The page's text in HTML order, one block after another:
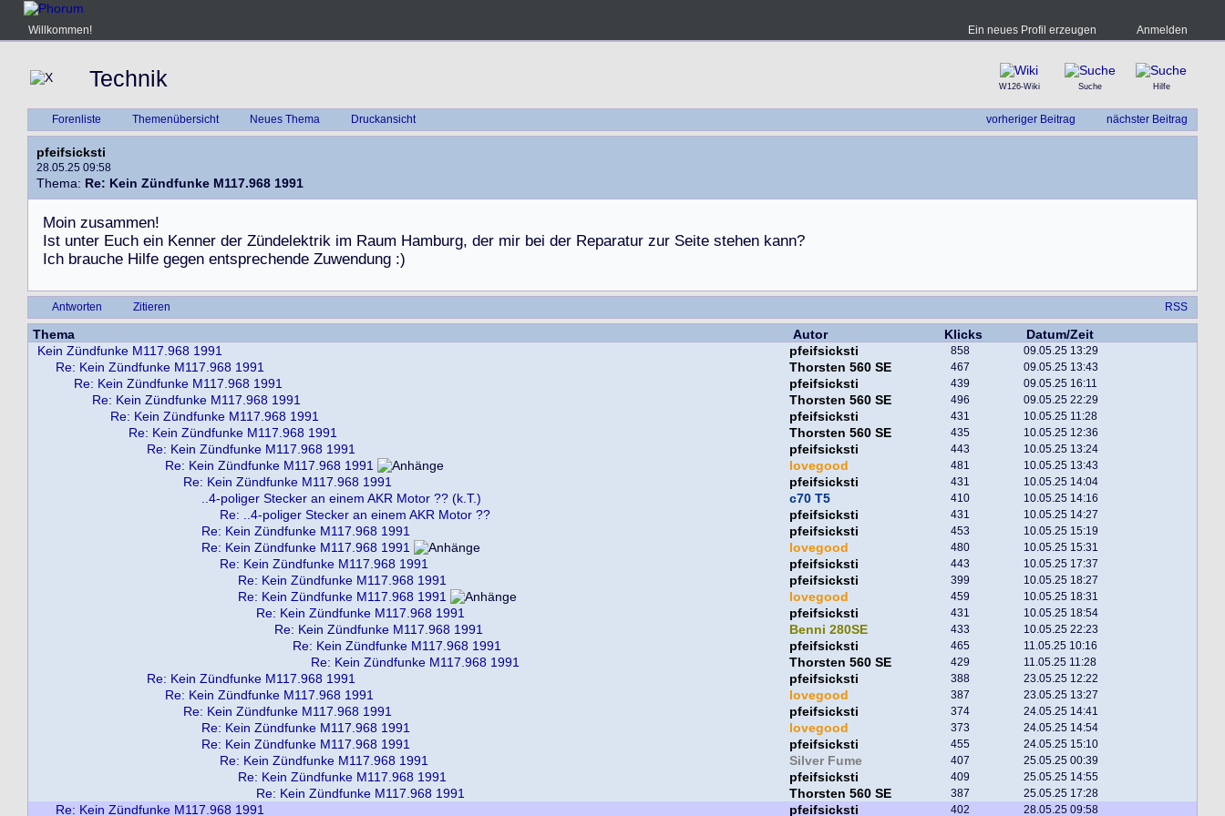
Willkommen! Ein neues Profil erzeugen Anmelden
Technik W126-Wiki Suche Hilfe
vorheriger Beitrag nächster Beitrag
Forenliste Themenübersicht Neues Thema Druckansicht
pfeifsicksti
28.05.25 09:58
Thema: Re: Kein Zündfunke M117.968 1991
Moin zusammen!
Ist unter Euch ein Kenner der Zündelektrik im Raum Hamburg, der mir bei der Reparatur zur Seite stehen kann?
Ich brauche Hilfe gegen entsprechende Zuwendung :)
Antworten Zitieren RSS
Thema Autor Klicks
Datum/Zeit
Kein Zündfunke M117.968 1991
pfeifsicksti 858 09.05.25 13:29
Re: Kein Zündfunke M117.968 1991 Thorsten 560 SE 467 09.05.25 13:43
Re: Kein Zündfunke M117.968 1991 pfeifsicksti 439 09.05.25 16:11
Re: Kein Zündfunke M117.968 1991 Thorsten 560 SE 496 09.05.25 22:29
Re: Kein Zündfunke M117.968 1991 pfeifsicksti 431 10.05.25 11:28
Re: Kein Zündfunke M117.968 1991 Thorsten 560 SE 435 10.05.25 12:36
Re: Kein Zündfunke M117.968 1991 pfeifsicksti 443 10.05.25 13:24
Re: Kein Zündfunke M117.968 1991 lovegood 481 10.05.25 13:43
Re: Kein Zündfunke M117.968 1991 pfeifsicksti 431 10.05.25 14:04
..4-poliger Stecker an einem AKR Motor ?? (k.T.) c70 T5 410 10.05.25 14:16
Re: ..4-poliger Stecker an einem AKR Motor ?? pfeifsicksti 431 10.05.25 14:27
Re: Kein Zündfunke M117.968 1991 pfeifsicksti 453 10.05.25 15:19
Re: Kein Zündfunke M117.968 1991 lovegood 480 10.05.25 15:31
Re: Kein Zündfunke M117.968 1991 pfeifsicksti 443 10.05.25 17:37
Re: Kein Zündfunke M117.968 1991 pfeifsicksti 399 10.05.25 18:27
Re: Kein Zündfunke M117.968 1991 lovegood 459 10.05.25 18:31
Re: Kein Zündfunke M117.968 1991 pfeifsicksti 431 10.05.25 18:54
Re: Kein Zündfunke M117.968 1991 Benni 280SE 433 10.05.25 22:23
Re: Kein Zündfunke M117.968 1991 pfeifsicksti 465 11.05.25 10:16
Re: Kein Zündfunke M117.968 1991 Thorsten 560 SE 429 11.05.25 11:28
Re: Kein Zündfunke M117.968 1991 pfeifsicksti 388 23.05.25 12:22
Re: Kein Zündfunke M117.968 1991 lovegood 387 23.05.25 13:27
Re: Kein Zündfunke M117.968 1991 pfeifsicksti 374 24.05.25 14:41
Re: Kein Zündfunke M117.968 1991 lovegood 373 24.05.25 14:54
Re: Kein Zündfunke M117.968 1991 pfeifsicksti 455 24.05.25 15:10
Re: Kein Zündfunke M117.968 1991 Silver Fume 407 25.05.25 00:39
Re: Kein Zündfunke M117.968 1991 pfeifsicksti 409 25.05.25 14:55
Re: Kein Zündfunke M117.968 1991 Thorsten 560 SE 387 25.05.25 17:28
Re: Kein Zündfunke M117.968 1991 pfeifsicksti 402 28.05.25 09:58